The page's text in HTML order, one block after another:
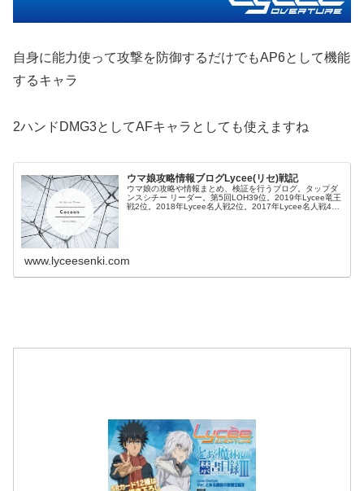
自身に能力使って攻撃を防御するだけでもAP6として機能
するキャラ
2ハンドDMG3としてAFキャラとしても使えますね
ウマ娘攻略情報ブログLycee(リセ)戦記
ウマ娘の攻略や情報まとめ、検証を行うブログ。タップダ
ンスシチー リーダー。第5回LOH39位。2019年Lycee竜王
戦2位。2018年Lycee名人戦2位。2017年Lycee名人戦4
www.lyceesenki.com